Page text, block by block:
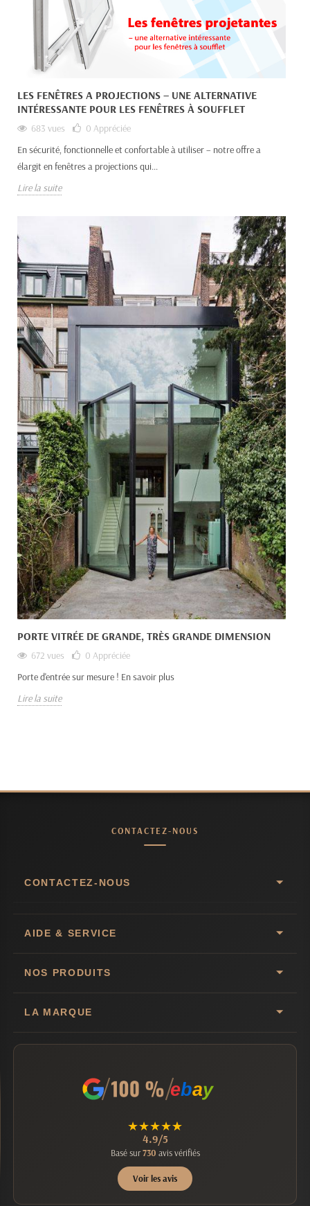
LES FENÊTRES A PROJECTIONS – UNE ALTERNATIVE
INTÉRESSANTE POUR LES FENÊTRES À SOUFFLET
683 vues 0 Appréciée
En sécurité, fonctionnelle et confortable à utiliser – notre offre a
élargit en fenêtres a projections qui...
Lire la suite
PORTE VITRÉE DE GRANDE, TRÈS GRANDE DIMENSION
672 vues 0 Appréciée
Porte d'entrée sur mesure ! En savoir plus
Lire la suite
CONTACTEZ-NOUS
CONTACTEZ-NOUS
AIDE & SERVICE
NOS PRODUITS
LA MARQUE
ebay
★★★★★
4.9/5
Basé sur730 avis vérifiés
Voir les avis